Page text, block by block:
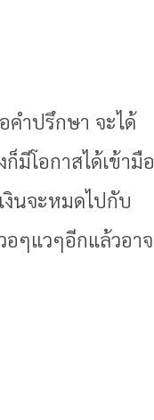
คำปรึกษา จะได้
มีโอกาสได้เข้ามือ
นจะหมดไปกับ
อๆแวๆอีกแล้วอาจ